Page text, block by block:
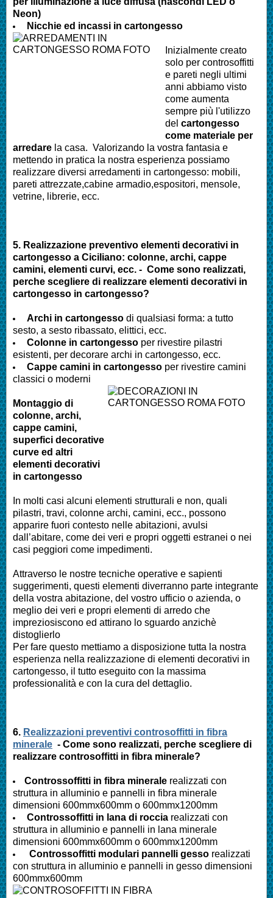
Neon)
Nicchie ed incassi in cartongesso
Inizialmente creato
solo per controsoffitti
e pareti negli ultimi
anni abbiamo visto
come aumenta
sempre più l'utilizzo
del cartongesso
come materiale per
arredare la casa. Valorizando la vostra fantasia e
mettendo in pratica la nostra esperienza possiamo
realizzare diversi arredamenti in cartongesso: mobili,
pareti attrezzate,cabine armadio,espositori, mensole,
vetrine, librerie, ecc.
5. Realizzazione preventivo elementi decorativi in
cartongesso a Ciciliano: colonne, archi, cappe
camini, elementi curvi, ecc. - Come sono realizzati,
perche scegliere di realizzare elementi decorativi in
cartongesso in cartongesso?
Archi in cartongesso di qualsiasi forma: a tutto
sesto, a sesto ribassato, elittici, ecc.
Colonne in cartongesso per rivestire pilastri
esistenti, per decorare archi in cartongesso, ecc.
Cappe camini in cartongesso per rivestire camini
classici o moderni
Montaggio di
colonne, archi,
cappe camini,
superfici decorative
curve ed altri
elementi decorativi
in cartongesso
In molti casi alcuni elementi strutturali e non, quali
pilastri, travi, colonne archi, camini, ecc., possono
apparire fuori contesto nelle abitazioni, avulsi
dall’abitare, come dei veri e propri oggetti estranei o nei
casi peggiori come impedimenti.
Attraverso le nostre tecniche operative e sapienti
suggerimenti, questi elementi diverranno parte integrante
della vostra abitazione, del vostro ufficio o azienda, o
meglio dei veri e propri elementi di arredo che
impreziosiscono ed attirano lo sguardo anzichè
distoglierlo
Per fare questo mettiamo a disposizione tutta la nostra
esperienza nella realizzazione di elementi decorativi in
cartongesso, il tutto eseguito con la massima
professionalità e con la cura del dettaglio.
6. Realizzazioni preventivi controsoffitti in fibra
minerale - Come sono realizzati, perche scegliere di
realizzare controsoffitti in fibra minerale?
Controssoffitti in fibra minerale realizzati con
struttura in alluminio e pannelli in fibra minerale
dimensioni 600mmx600mm o 600mmx1200mm
Controssoffitti in lana di roccia realizzati con
struttura in alluminio e pannelli in lana minerale
dimensioni 600mmx600mm o 600mmx1200mm
Controssoffitti modulari pannelli gesso realizzati
con struttura in alluminio e pannelli in gesso dimensioni
600mmx600mm